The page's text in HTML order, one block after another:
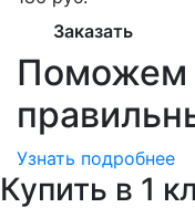
Заказать
Поможем
Узнать подробнее
Купить в 1